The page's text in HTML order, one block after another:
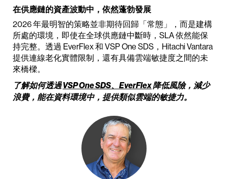
在供應鏈的資產波動中，依然蓬勃發展
2026 年最明智的策略並非期待回歸「常態」，而是建構
所處的環境，即使在全球供應鏈中斷時，SLA 依然能保
持完整。透過 EverFlex 和 VSP One SDS，Hitachi Vantara
提供連線老化實體限制，還有具備雲端敏捷度之間的未
來橋樑。
了解如何透過VSP One SDS、EverFlex降低風險，減少
浪費，能在資料環境中，提供類似雲端的敏捷力。